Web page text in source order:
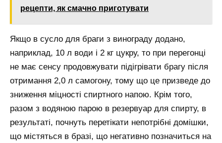
рецепти, як смачно приготувати
Якщо в сусло для браги з винограду додано,
наприклад, 10 л води і 2 кг цукру, то при перегонці
не має сенсу продовжувати підігрівати брагу після
отримання 2,0 л самогону, тому що це призведе до
зниження міцності спиртного напою. Крім того,
разом з водяною парою в резервуар для спирту, в
результаті, почнуть перетікати непотрібні домішки,
що містяться в бразі, що негативно позначиться на